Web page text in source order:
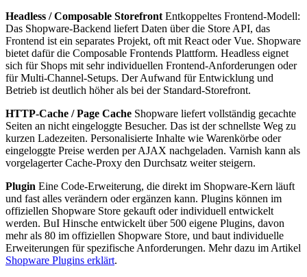
Headless / Composable Storefront Entkoppeltes Frontend-Modell:
Das Shopware-Backend liefert Daten über die Store API, das
Frontend ist ein separates Projekt, oft mit React oder Vue. Shopware
bietet dafür die Composable Frontends Plattform. Headless eignet
sich für Shops mit sehr individuellen Frontend-Anforderungen oder
für Multi-Channel-Setups. Der Aufwand für Entwicklung und
Betrieb ist deutlich höher als bei der Standard-Storefront.
HTTP-Cache / Page Cache Shopware liefert vollständig gecachte
Seiten an nicht eingeloggte Besucher. Das ist der schnellste Weg zu
kurzen Ladezeiten. Personalisierte Inhalte wie Warenkörbe oder
eingeloggte Preise werden per AJAX nachgeladen. Varnish kann als
vorgelagerter Cache-Proxy den Durchsatz weiter steigern.
Plugin Eine Code-Erweiterung, die direkt im Shopware-Kern läuft
und fast alles verändern oder ergänzen kann. Plugins können im
offiziellen Shopware Store gekauft oder individuell entwickelt
werden. BuI Hinsche entwickelt über 500 eigene Plugins, davon
mehr als 80 im offiziellen Shopware Store, und baut individuelle
Erweiterungen für spezifische Anforderungen. Mehr dazu im Artikel
Shopware Plugins erklärt.